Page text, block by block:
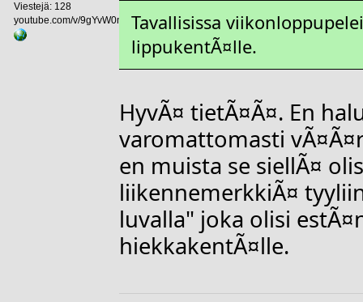
Viestejä: 128
youtube.com/v/9gYvW0nwkwMTavallisissa
lippukentÃ¤lle.
HyvÃ¤ tietÃ¤Ã¤. En
varomattomasti
en muista se siellÃ¤
liikennemerkkiÃ¤
luvalla" joka olisi
hiekkakentÃ¤lle.